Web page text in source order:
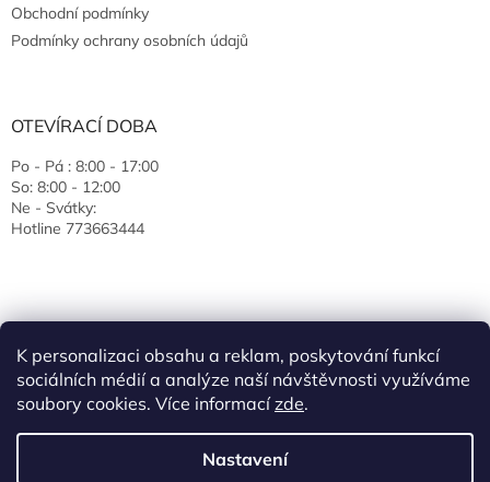
K personalizaci obsahu a reklam, poskytování funkcí
sociálních médií a analýze naší návštěvnosti využíváme
soubory cookies. Více informacízde.
Nastavení
Obchodní podmínky
Podmínky ochrany osobních údajů
OTEVÍRACÍ DOBA
Po - Pá : 8:00 - 17:00
So: 8:00 - 12:00
Ne - Svátky:
Hotline 773663444